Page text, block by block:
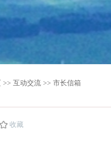
>> 互动交流 >> 市长信箱
收藏